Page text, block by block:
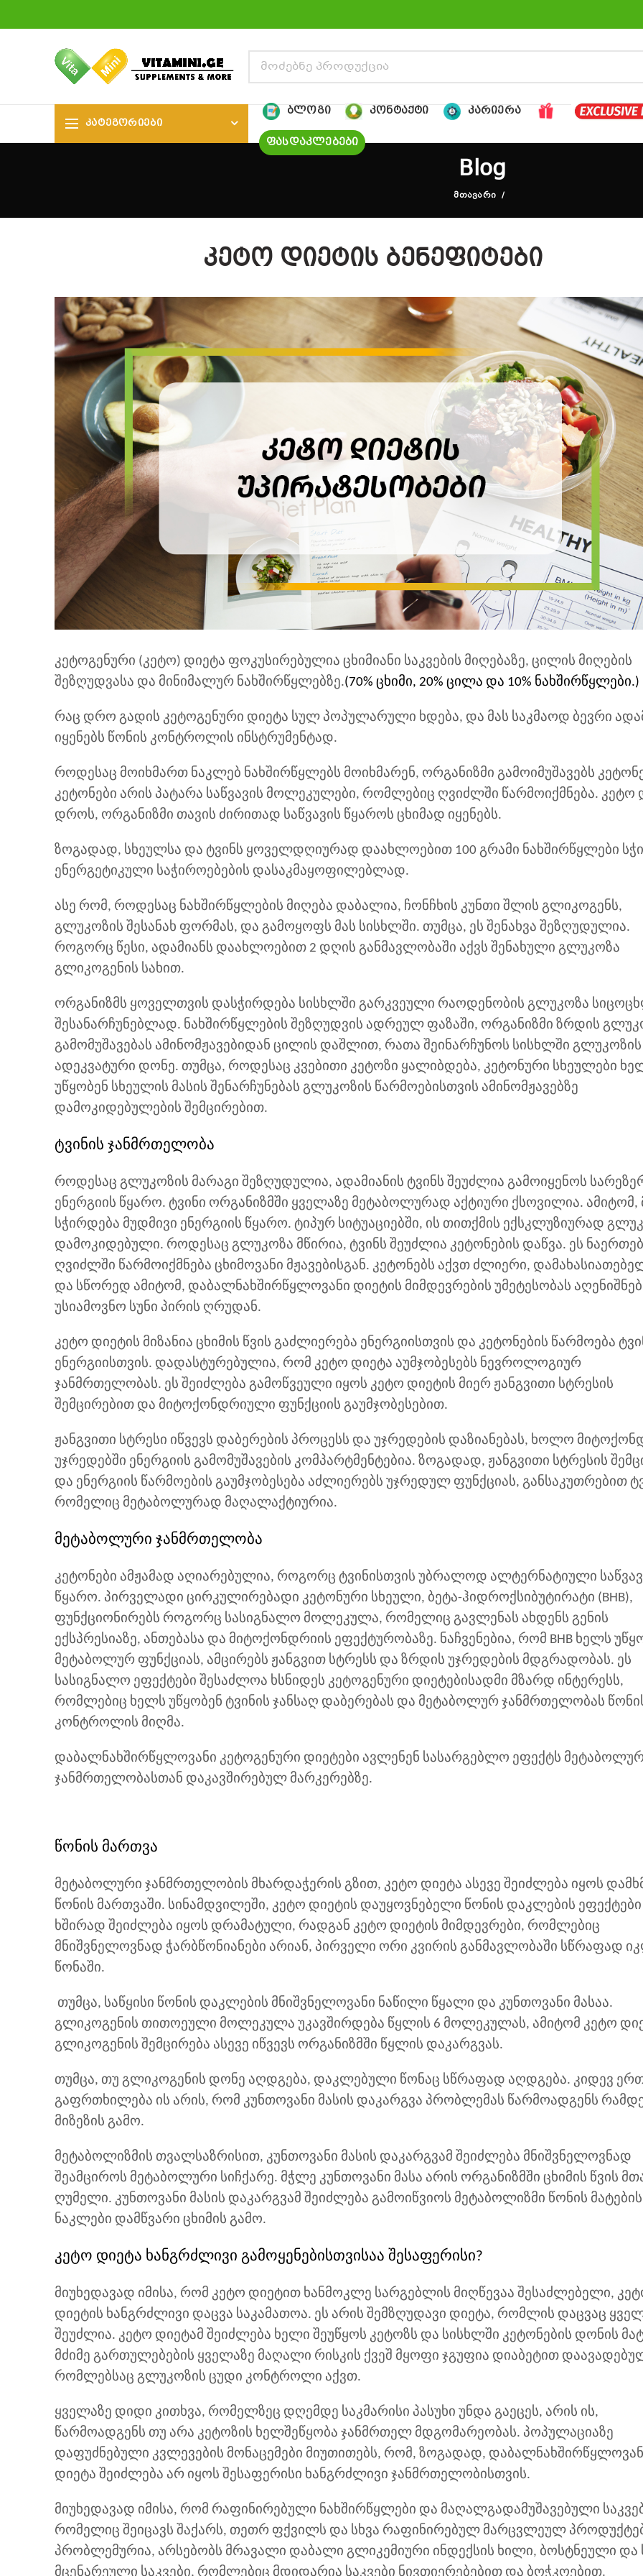
ᲙᲐᲢᲔᲒᲝᲠᲘᲔᲑᲘ
ᲑᲚᲝᲒᲘ ᲙᲝᲜᲢᲐᲥᲢᲘ ᲙᲐᲠᲘᲔᲠᲐ
ᲤᲐᲡᲓᲐᲙᲚᲔᲑᲔᲑᲘ
Blog
ᲛᲗᲐᲕᲐᲠᲘ
კეტო დიეტის ბენეფიტები
კეტოგენური (კეტო) დიეტა ფოკუსირებულია ცხიმიანი საკვების მიღებაზე, ცილის მიღების
შეზღუდვასა და მინიმალურ ნახშირწყლებზე.(70% ცხიმი, 20% ცილა და 10% ნახშირწყლები.)
რაც დრო გადის კეტოგენური დიეტა სულ პოპულარული ხდება, და მას საკმაოდ ბევრი
იყენებს წონის კონტროლის ინსტრუმენტად.
როდესაც მოიხმართ ნაკლებ ნახშირწყლებს მოიხმარენ, ორგანიზმი გამოიმუშავებს
კეტონები არის პატარა საწვავის მოლეკულები, რომლებიც ღვიძლში წარმოიქმნება. კეტო
დროს, ორგანიზმი თავის ძირითად საწვავის წყაროს ცხიმად იყენებს.
ზოგადად, სხეულსა და ტვინს ყოველდღიურად დაახლოებით 100 გრამი ნახშირწყლები
ენერგეტიკული საჭიროებების დასაკმაყოფილებლად.
ასე რომ, როდესაც ნახშირწყლების მიღება დაბალია, ჩონჩხის კუნთი შლის გლიკოგენს,
გლუკოზის შესანახ ფორმას, და გამოყოფს მას სისხლში. თუმცა, ეს შენახვა შეზღუდულია.
როგორც წესი, ადამიანს დაახლოებით 2 დღის განმავლობაში აქვს შენახული გლუკოზა
გლიკოგენის სახით.
ორგანიზმს ყოველთვის დასჭირდება სისხლში გარკვეული რაოდენობის გლუკოზა
შესანარჩუნებლად. ნახშირწყლების შეზღუდვის ადრეულ ფაზაში, ორგანიზმი ზრდის
გამომუშავებას ამინომჟავებიდან ცილის დაშლით, რათა შეინარჩუნოს სისხლში გლუკოზის
ადეკვატური დონე. თუმცა, როდესაც კვებითი კეტოზი ყალიბდება, კეტონური სხეულები
უწყობენ სხეულის მასის შენარჩუნებას გლუკოზის წარმოებისთვის ამინომჟავებზე
დამოკიდებულების შემცირებით.
ტვინის ჯანმრთელობა
როდესაც გლუკოზის მარაგი შეზღუდულია, ადამიანის ტვინს შეუძლია გამოიყენოს
ენერგიის წყარო. ტვინი ორგანიზმში ყველაზე მეტაბოლურად აქტიური ქსოვილია. ამიტომ,
სჭირდება მუდმივი ენერგიის წყარო. ტიპურ სიტუაციებში, ის თითქმის ექსკლუზიურად
დამოკიდებული. როდესაც გლუკოზა მწირია, ტვინს შეუძლია კეტონების დაწვა. ეს
ღვიძლში წარმოიქმნება ცხიმოვანი მჟავებისგან. კეტონებს აქვთ ძლიერი,
და სწორედ ამიტომ, დაბალნახშირწყლოვანი დიეტის მიმდევრების უმეტესობას
უსიამოვნო სუნი პირის ღრუდან.
კეტო დიეტის მიზანია ცხიმის წვის გაძლიერება ენერგიისთვის და კეტონების წარმოება
ენერგიისთვის. დადასტურებულია, რომ კეტო დიეტა აუმჯობესებს ნევროლოგიურ
ჯანმრთელობას. ეს შეიძლება გამოწვეული იყოს კეტო დიეტის მიერ ჟანგვითი სტრესის
შემცირებით და მიტოქონდრიული ფუნქციის გაუმჯობესებით.
ჟანგვითი სტრესი იწვევს დაბერების პროცესს და უჯრედების დაზიანებას, ხოლო
უჯრედებში ენერგიის გამომუშავების კომპარტმენტებია. ზოგადად, ჟანგვითი სტრესის
და ენერგიის წარმოების გაუმჯობესება აძლიერებს უჯრედულ ფუნქციას, განსაკუთრებით
რომელიც მეტაბოლურად მაღალაქტიურია.
მეტაბოლური ჯანმრთელობა
კეტონები ამჟამად აღიარებულია, როგორც ტვინისთვის უბრალოდ ალტერნატიული
წყარო. პირველადი ცირკულირებადი კეტონური სხეული, ბეტა-ჰიდროქსიბუტირატი (BHB),
ფუნქციონირებს როგორც სასიგნალო მოლეკულა, რომელიც გავლენას ახდენს გენის
ექსპრესიაზე, ანთებასა და მიტოქონდრიის ეფექტურობაზე. ნაჩვენებია, რომ BHB ხელს
მეტაბოლურ ფუნქციას, ამცირებს ჟანგვით სტრესს და ზრდის უჯრედების მდგრადობას. ეს
სასიგნალო ეფექტები შესაძლოა ხსნიდეს კეტოგენური დიეტებისადმი მზარდ ინტერესს,
რომლებიც ხელს უწყობენ ტვინის ჯანსაღ დაბერებას და მეტაბოლურ ჯანმრთელობას
კონტროლის მიღმა.
დაბალნახშირწყლოვანი კეტოგენური დიეტები ავლენენ სასარგებლო ეფექტს
ჯანმრთელობასთან დაკავშირებულ მარკერებზე.
წონის მართვა
მეტაბოლური ჯანმრთელობის მხარდაჭერის გზით, კეტო დიეტა ასევე შეიძლება იყოს
წონის მართვაში. სინამდვილეში, კეტო დიეტის დაუყოვნებელი წონის დაკლების ეფექტები
ხშირად შეიძლება იყოს დრამატული, რადგან კეტო დიეტის მიმდევრები, რომლებიც
მნიშვნელოვნად ჭარბწონიანები არიან, პირველი ორი კვირის განმავლობაში სწრაფად
წონაში.
თუმცა, საწყისი წონის დაკლების მნიშვნელოვანი ნაწილი წყალი და კუნთოვანი მასაა.
გლიკოგენის თითოეული მოლეკულა უკავშირდება წყლის 6 მოლეკულას, ამიტომ კეტო
გლიკოგენის შემცირება ასევე იწვევს ორგანიზმში წყლის დაკარგვას.
თუმცა, თუ გლიკოგენის დონე აღდგება, დაკლებული წონაც სწრაფად აღდგება. კიდევ
გაფრთხილება ის არის, რომ კუნთოვანი მასის დაკარგვა პრობლემას წარმოადგენს
მიზეზის გამო.
მეტაბოლიზმის თვალსაზრისით, კუნთოვანი მასის დაკარგვამ შეიძლება მნიშვნელოვნად
შეამციროს მეტაბოლური სიჩქარე. მჭლე კუნთოვანი მასა არის ორგანიზმში ცხიმის წვის
ღუმელი. კუნთოვანი მასის დაკარგვამ შეიძლება გამოიწვიოს მეტაბოლიზმი წონის
ნაკლები დამწვარი ცხიმის გამო.
კეტო დიეტა ხანგრძლივი გამოყენებისთვისაა შესაფერისი?
მიუხედავად იმისა, რომ კეტო დიეტით ხანმოკლე სარგებლის მიღწევაა შესაძლებელი,
დიეტის ხანგრძლივი დაცვა საკამათოა. ეს არის შემზღუდავი დიეტა, რომლის დაცვაც
შეუძლია. კეტო დიეტამ შეიძლება ხელი შეუწყოს კეტოზს და სისხლში კეტონების დონის
მძიმე გართულებების ყველაზე მაღალი რისკის ქვეშ მყოფი ჯგუფია დიაბეტით
რომლებსაც გლუკოზის ცუდი კონტროლი აქვთ.
ყველაზე დიდი კითხვა, რომელზეც დღემდე საკმარისი პასუხი უნდა გაეცეს, არის ის,
წარმოადგენს თუ არა კეტოზის ხელშეწყობა ჯანმრთელ მდგომარეობას. პოპულაციაზე
დაფუძნებული კვლევების მონაცემები მიუთითებს, რომ, ზოგადად,
დიეტა შეიძლება არ იყოს შესაფერისი ხანგრძლივი ჯანმრთელობისთვის.
მიუხედავად იმისა, რომ რაფინირებული ნახშირწყლები და მაღალგადამუშავებული
რომელიც შეიცავს შაქარს, თეთრ ფქვილს და სხვა რაფინირებულ მარცვლეულ
პრობლემურია, არსებობს მრავალი დაბალი გლიკემიური ინდექსის ხილი, ბოსტნეული და
მცენარეული საკვები, რომლებიც მდიდარია საკვები ნივთიერებებით და ბოჭკოებით.